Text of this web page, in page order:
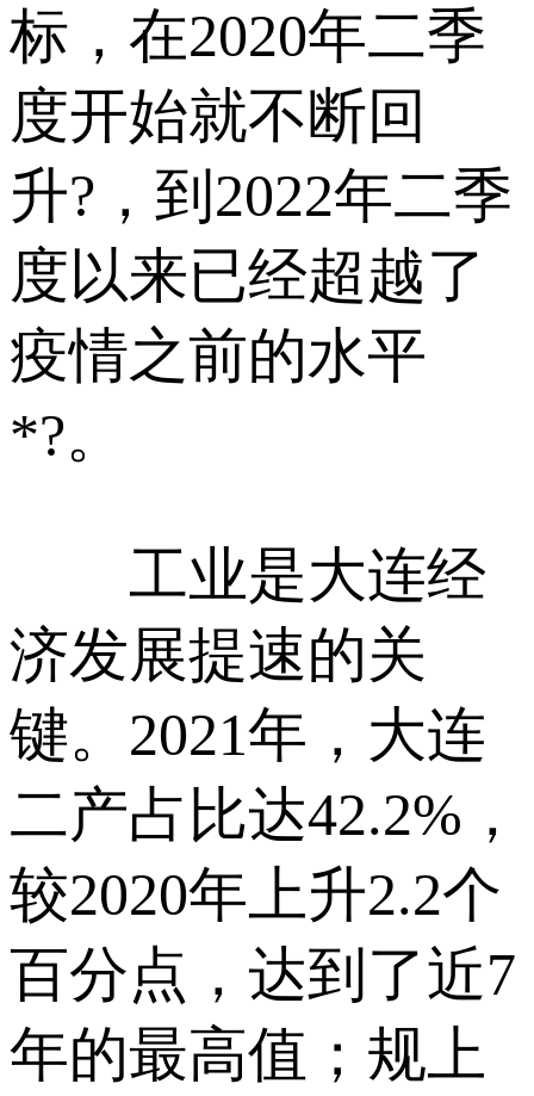
标，在2020年二季
度开始就不断回
升?，到2022年二季
度以来已经超越了
疫情之前的水平
*?。
工业是大连经
济发展提速的关
键。2021年，大连
二产占比达42.2%，
较2020年上升2.2个
百分点，达到了近7
年的最高值；规上